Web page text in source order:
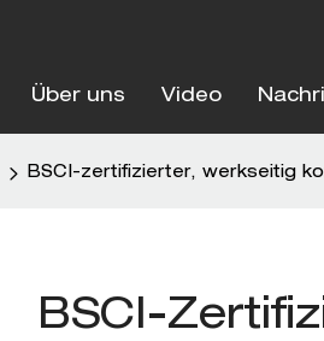
Über uns Video
BSCI-zertifizierter, werkseitig
BSCI-